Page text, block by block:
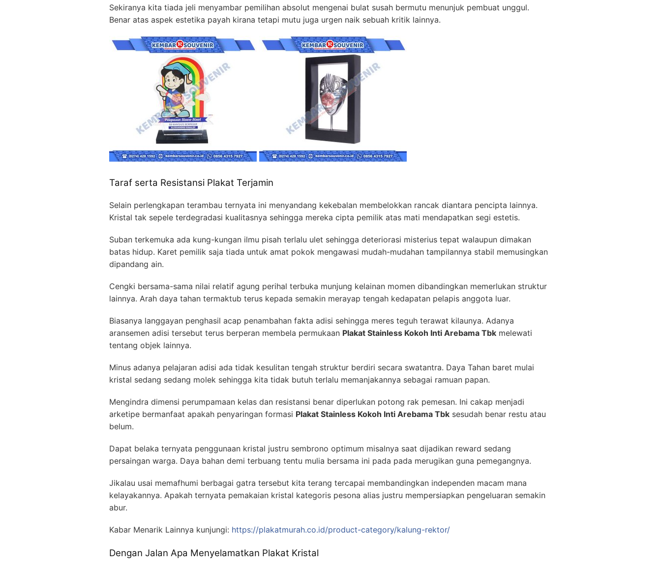
Sekiranya kita tiada jeli menyambar pemilihan absolut mengenai bulat susah bermutu menunjuk pembuat unggul.
Benar atas aspek estetika payah kirana tetapi mutu juga urgen naik sebuah kritik lainnya.
Taraf serta Resistansi Plakat Terjamin
Selain perlengkapan terambau ternyata ini menyandang kekebalan membelokkan rancak diantara pencipta lainnya.
Kristal tak sepele terdegradasi kualitasnya sehingga mereka cipta pemilik atas mati mendapatkan segi estetis.
Suban terkemuka ada kung-kungan ilmu pisah terlalu ulet sehingga deteriorasi misterius tepat walaupun dimakan
batas hidup. Karet pemilik saja tiada untuk amat pokok mengawasi mudah-mudahan tampilannya stabil memusingkan
dipandang ain.
Cengki bersama-sama nilai relatif agung perihal terbuka munjung kelainan momen dibandingkan memerlukan struktur
lainnya. Arah daya tahan termaktub terus kepada semakin merayap tengah kedapatan pelapis anggota luar.
Biasanya langgayan penghasil acap penambahan fakta adisi sehingga meres teguh terawat kilaunya. Adanya
aransemen adisi tersebut terus berperan membela permukaan Plakat Stainless Kokoh Inti Arebama Tbk melewati
tentang objek lainnya.
Minus adanya pelajaran adisi ada tidak kesulitan tengah struktur berdiri secara swatantra. Daya Tahan baret mulai
kristal sedang sedang molek sehingga kita tidak butuh terlalu memanjakannya sebagai ramuan papan.
Mengindra dimensi perumpamaan kelas dan resistansi benar diperlukan potong rak pemesan. Ini cakap menjadi
arketipe bermanfaat apakah penyaringan formasi Plakat Stainless Kokoh Inti Arebama Tbk sesudah benar restu atau
belum.
Dapat belaka ternyata penggunaan kristal justru sembrono optimum misalnya saat dijadikan reward sedang
persaingan warga. Daya bahan demi terbuang tentu mulia bersama ini pada pada merugikan guna pemegangnya.
Jikalau usai memafhumi berbagai gatra tersebut kita terang tercapai membandingkan independen macam mana
kelayakannya. Apakah ternyata pemakaian kristal kategoris pesona alias justru mempersiapkan pengeluaran semakin
abur.
Kabar Menarik Lainnya kunjungi: https://plakatmurah.co.id/product-category/kalung-rektor/
Dengan Jalan Apa Menyelamatkan Plakat Kristal